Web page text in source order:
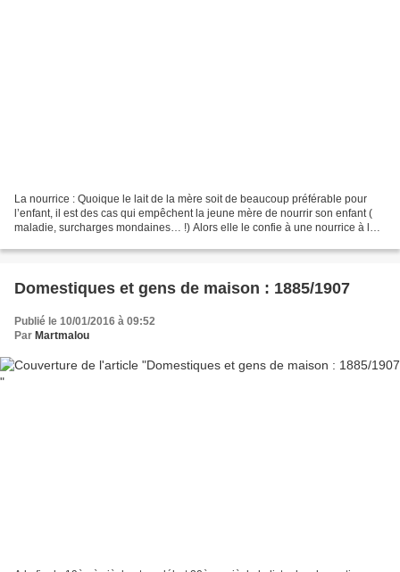
La nourrice : Quoique le lait de la mère soit de beaucoup préférable pour
l’enfant, il est des cas qui empêchent la jeune mère de nourrir son enfant (
maladie, surcharges mondaines… !) Alors elle le confie à une nourrice à la
Domestiques et gens de maison : 1885/1907
Publié le 10/01/2016 à 09:52
Par Martmalou